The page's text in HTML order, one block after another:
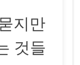
지만
것들